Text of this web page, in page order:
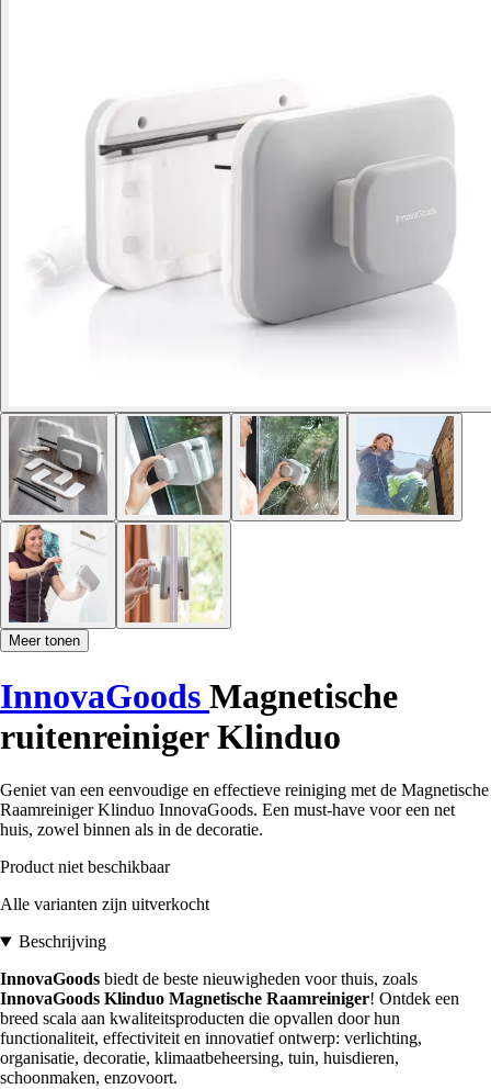
Meer tonen
InnovaGoods Magnetische
ruitenreiniger Klinduo
Geniet van een eenvoudige en effectieve reiniging met de Magnetische
Raamreiniger Klinduo InnovaGoods. Een must-have voor een net
huis, zowel binnen als in de decoratie.
Product niet beschikbaar
Alle varianten zijn uitverkocht
Beschrijving
InnovaGoods biedt de beste nieuwigheden voor thuis, zoals
InnovaGoods Klinduo Magnetische Raamreiniger! Ontdek een
breed scala aan kwaliteitsproducten die opvallen door hun
functionaliteit, effectiviteit en innovatief ontwerp: verlichting,
organisatie, decoratie, klimaatbeheersing, tuin, huisdieren,
schoonmaken, enzovoort.